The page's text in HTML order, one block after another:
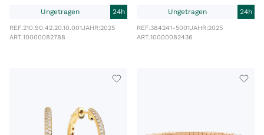
Ungetragen
24h
REF.210.90.42.20.10.001JAHR:2025
ART.10000082788
Ungetragen
24h
REF.384241-5001JAHR:2025
ART.10000082436